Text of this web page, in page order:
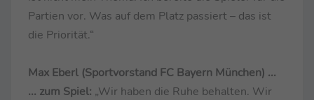
Partien vor. Was auf dem Platz passiert – das ist
die Priorität.“
Max Eberl (Sportvorstand FC Bayern München) ...
... zum Spiel: „Wir haben die Ruhe behalten. Wir